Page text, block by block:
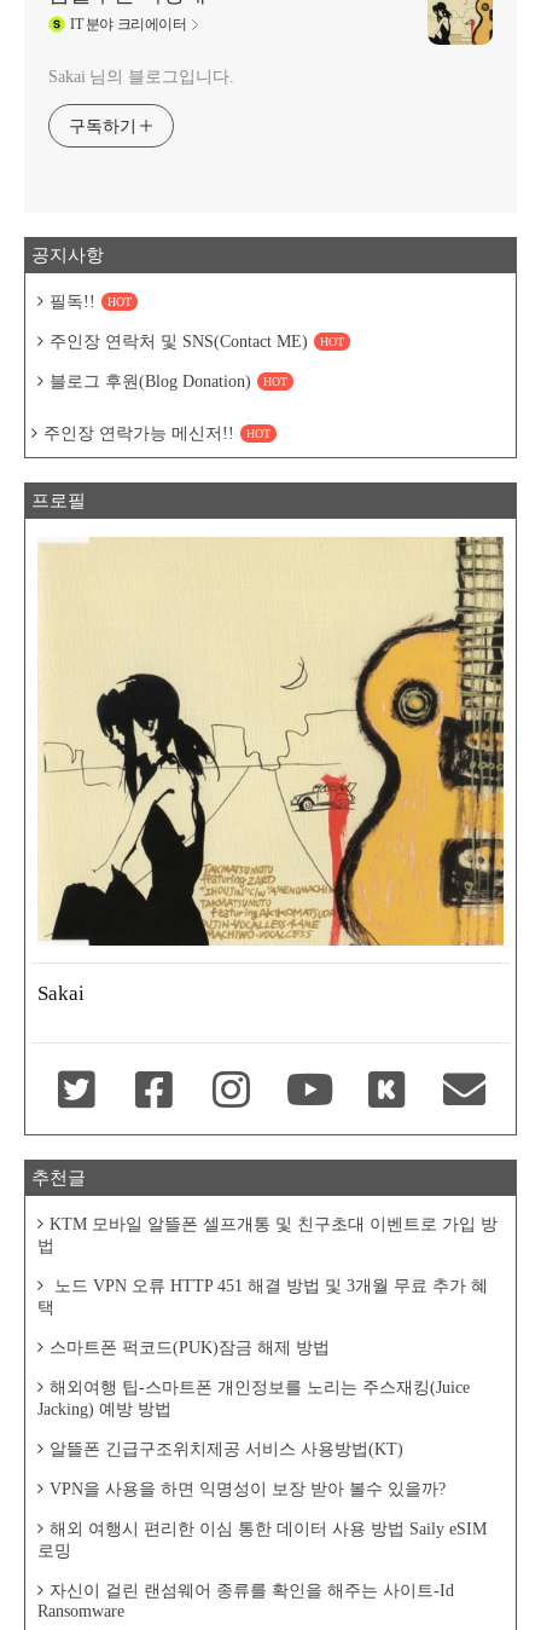
IT분야 크리에이터
Sakai 님의 블로그입니다.
구독하기
공지사항
필독!! HOT
주인장 연락처 및 SNS(Contact ME) HOT
블로그 후원(Blog Donation) HOT
주인장 연락가능 메신저!! HOT
프로필
Sakai
추천글
KTM 모바일 알뜰폰 셀프개통 및 친구초대 이벤트로 가입 방
법
노드 VPN 오류 HTTP 451 해결 방법 및 3개월 무료 추가 혜
택
스마트폰 퍽코드(PUK)잠금 해제 방법
해외여행 팁-스마트폰 개인정보를 노리는 주스재킹(Juice
Jacking) 예방 방법
알뜰폰 긴급구조위치제공 서비스 사용방법(KT)
VPN을 사용을 하면 익명성이 보장 받아 볼수 있을까?
해외 여행시 편리한 이심 통한 데이터 사용 방법 Saily eSIM
로밍
자신이 걸린 랜섬웨어 종류를 확인을 해주는 사이트-Id
Ransomware